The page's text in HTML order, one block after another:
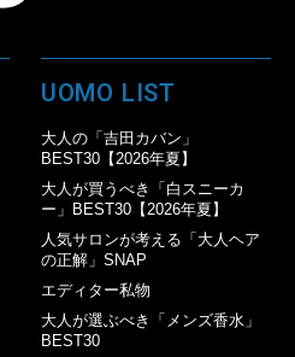
UOMO LIST
大人の「吉田カバン」
BEST30【2026年夏】
大人が買うべき「白スニーカ
ー」BEST30【2026年夏】
人気サロンが考える「大人ヘア
の正解」SNAP
エディター私物
大人が選ぶべき「メンズ香水」
BEST30